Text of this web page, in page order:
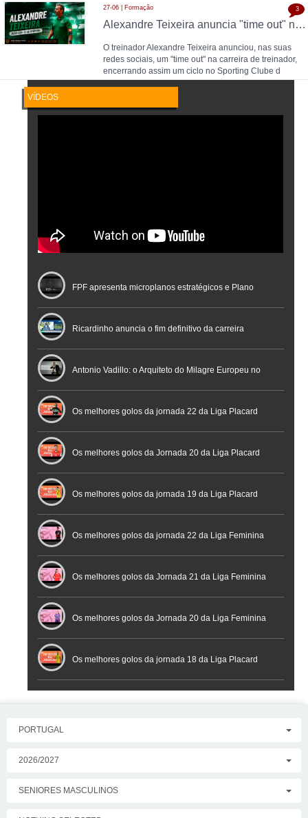
27-06 | Formação
Alexandre Teixeira anuncia "time out" no futsal: pausa após título de Campeão Nacional pelo Sporting CP
O treinador Alexandre Teixeira anunciou, nas suas
redes sociais, um "time out" na carreira de treinador,
encerrando assim um ciclo no Sporting Clube d
3
VÍDEOS
FPF apresenta microplanos estratégicos e Plano
Nacional de Arbitragem
Ricardinho anuncia o fim definitivo da carreira
profissional em conferência histórica na Cidade do
Futebol
Antonio Vadillo: o Arquiteto do Milagre Europeu no
Futsal | Documentário
Os melhores golos da jornada 22 da Liga Placard
Os melhores golos da Jornada 20 da Liga Placard
Futsal
Os melhores golos da jornada 19 da Liga Placard
Os melhores golos da jornada 22 da Liga Feminina
Placard
Os melhores golos da Jornada 21 da Liga Feminina
Placard
Os melhores golos da Jornada 20 da Liga Feminina
Placard
Os melhores golos da jornada 18 da Liga Placard
PORTUGAL
2026/2027
SENIORES MASCULINOS